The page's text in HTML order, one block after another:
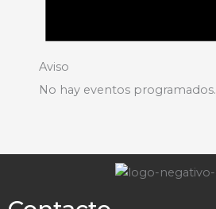
Aviso
No hay eventos programados.